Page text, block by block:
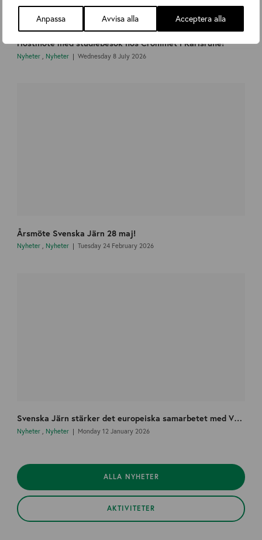
Anpassa Avvisa alla Acceptera alla
Höstmöte med studiebesök hos Cronimet i Karlsruhe!
Nyheter Nyheter Wednesday 8 July 2026
Årsmöte Svenska Järn 28 maj!
Nyheter , Nyheter Tuesday 24 February 2026
Svenska Järn stärker det europeiska samarbetet med VDM och startar en nordisk arbetsgrupp
Nyheter , Nyheter Monday 12 January 2026
ALLA NYHETER
AKTIVITETER